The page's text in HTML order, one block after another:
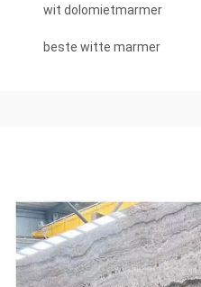
wit dolomietmarmer
beste witte marmer